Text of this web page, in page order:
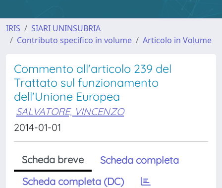
IRIS
SIARI UNINSUBRIA
Contributo specifico in volume
Articolo in Volume
Commento all'articolo 239 del
Trattato sul funzionamento
dell'Unione Europea
SALVATORE, VINCENZO
2014-01-01
Scheda breve
Scheda completa
Scheda completa (DC)